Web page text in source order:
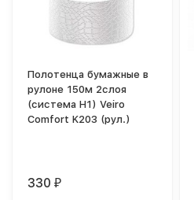
Полотенца бумажные в
рулоне 150м 2слоя
(система H1) Veiro
Comfort K203 (рул.)
330₽